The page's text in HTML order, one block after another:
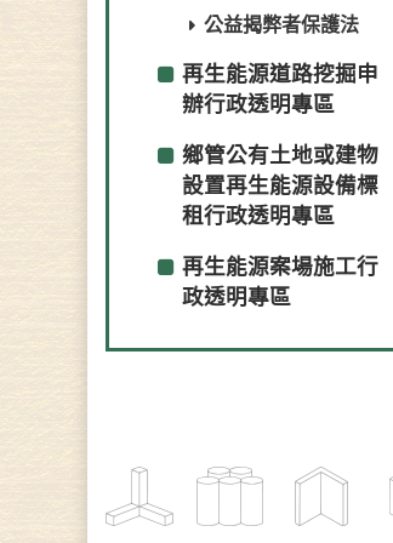
公益揭弊者保護法
再生能源道路挖掘申
辦行政透明專區
鄉管公有土地或建物
設置再生能源設備標
租行政透明專區
再生能源案場施工行
政透明專區